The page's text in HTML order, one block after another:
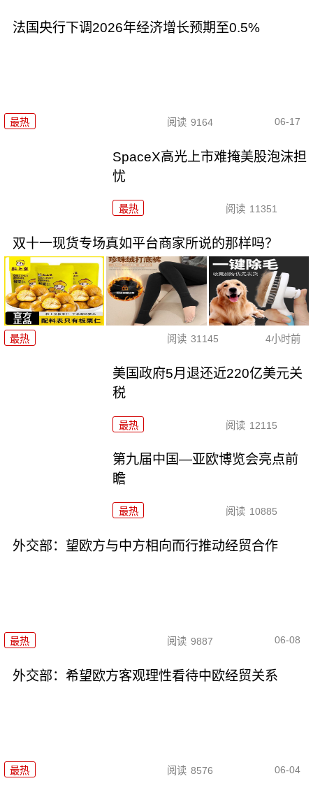
法国央行下调2026年经济增长预期至0.5%
最热 阅读 9164 06-17
SpaceX高光上市难掩美股泡沫担
忧
最热 阅读 11351
双十一现货专场真如平台商家所说的那样吗？
最热 阅读 31145 4小时前
美国政府5月退还近220亿美元关
税
最热 阅读 12115
第九届中国—亚欧博览会亮点前
瞻
最热 阅读 10885
外交部：望欧方与中方相向而行推动经贸合作
最热 阅读 9887 06-08
外交部：希望欧方客观理性看待中欧经贸关系
最热 阅读 8576 06-04